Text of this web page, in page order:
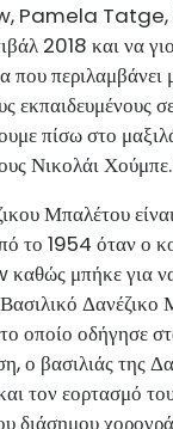
Tatge,
2018 και να
περιλαμβάνει
εκπαιδευμένους
πίσω στο
Νικολάι
Μπαλέτου
το 1954 όταν ο
μπήκε για να
οποίο οδήγησε
ο βασιλιάς της
τον εορτασμό